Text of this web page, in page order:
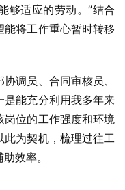
够适应的劳动。”结合
将工作重心暂时转移
调员、合同审核员、
是能充分利用我多年来
岗位的工作强度和环境
此为契机，梳理过往工
效率。